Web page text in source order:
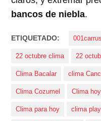
bancos de niebla.
ETIQUETADO:
22 octubre clima 22
Clima Bacalar clima
Clima Cozumel Clima hoy
Clima para hoy clima